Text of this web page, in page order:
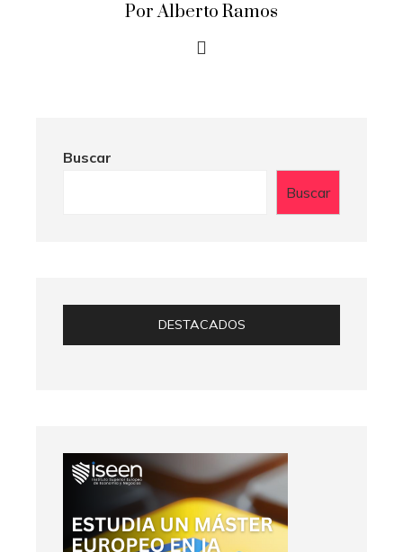
Por Alberto Ramos
Buscar
Buscar
DESTACADOS